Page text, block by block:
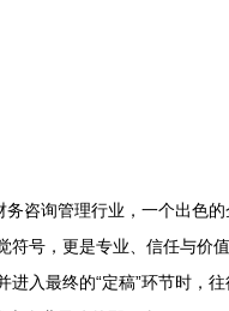
务咨询管理行业，一个出色
符号，更是专业、信任与价
进入最终的“定稿”环节时，